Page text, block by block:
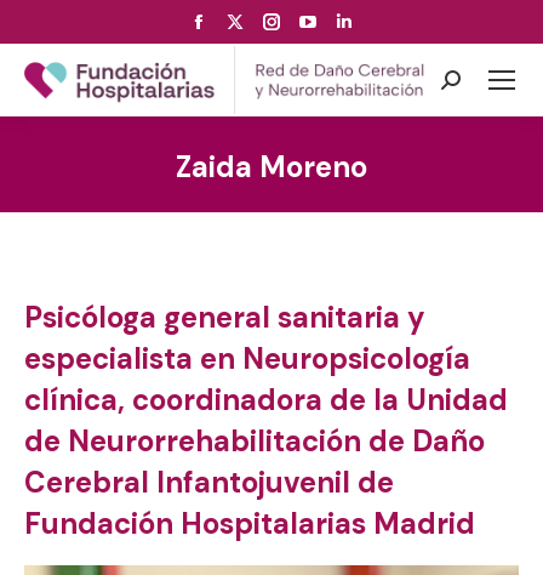
Facebook
page
opens
in
window
page
opens
in
window
Instagram
page
opens
in
window
YouTube
page
opens
in
window
page
opens
in
window
Search:
Zaida Moreno
Psicóloga general sanitaria y
especialista en Neuropsicología
clínica, coordinadora de la Unidad
de Neurorrehabilitación de Daño
Cerebral Infantojuvenil de
Fundación Hospitalarias Madrid